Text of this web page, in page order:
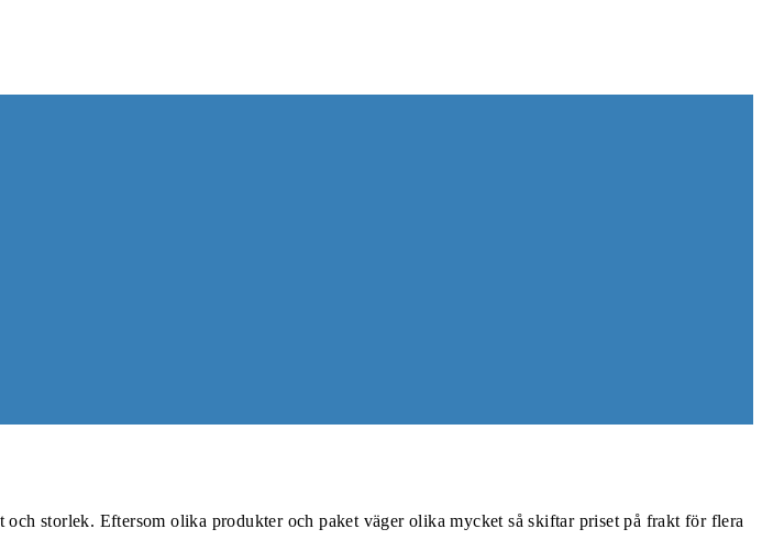
storlek. Eftersom olika produkter och paket väger olika mycket så skiftar priset på frakt för flera